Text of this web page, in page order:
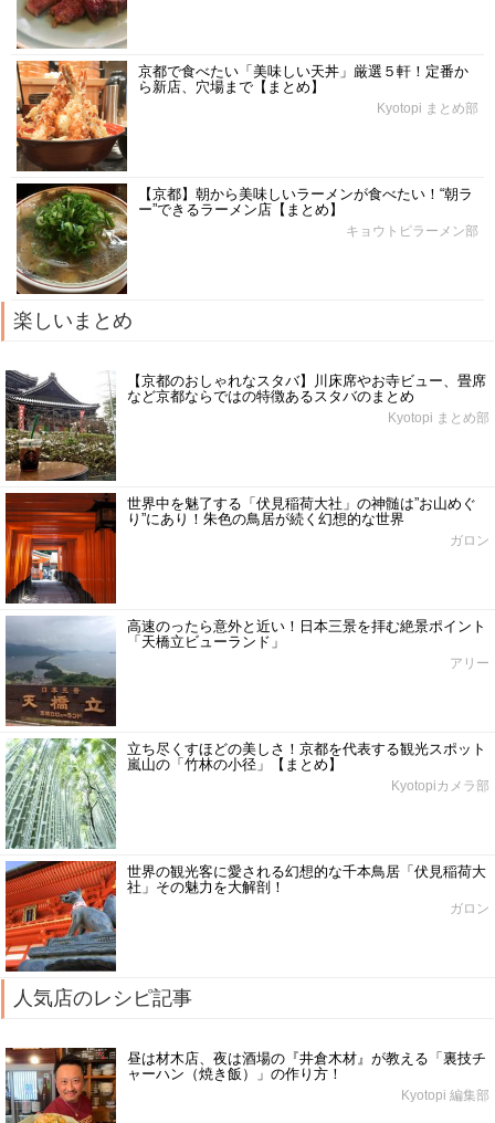
京都で食べたい「美味しい天丼」厳選５軒！定番か
ら新店、穴場まで【まとめ】
Kyotopi まとめ部
【京都】朝から美味しいラーメンが食べたい！“朝ラ
ー”できるラーメン店【まとめ】
キョウトピラーメン部
楽しいまとめ
【京都のおしゃれなスタバ】川床席やお寺ビュー、畳席
など京都ならではの特徴あるスタバのまとめ
Kyotopi まとめ部
世界中を魅了する「伏見稲荷大社」の神髄は”お山めぐ
り”にあり！朱色の鳥居が続く幻想的な世界
ガロン
高速のったら意外と近い！日本三景を拝む絶景ポイント
「天橋立ビューランド」
アリー
立ち尽くすほどの美しさ！京都を代表する観光スポット
嵐山の「竹林の小径」【まとめ】
Kyotopiカメラ部
世界の観光客に愛される幻想的な千本鳥居「伏見稲荷大
社」その魅力を大解剖！
ガロン
人気店のレシピ記事
昼は材木店、夜は酒場の『井倉木材』が教える「裏技チ
ャーハン（焼き飯）」の作り方！
Kyotopi 編集部